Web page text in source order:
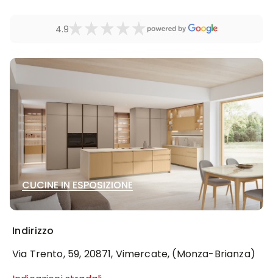
4.9
Indirizzo
Via Trento, 59, 20871, Vimercate, (Monza-Brianza)
CUCINE IN ESPOSIZIONE